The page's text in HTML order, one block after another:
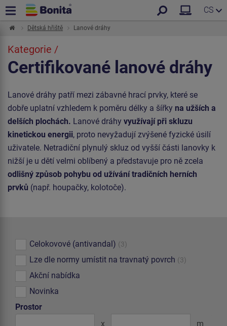
CS
Dětská hřiště Lanové dráhy
Kategorie /
Certifikované lanové dráhy
Lanové dráhy patří mezi zábavné hrací prvky, které se
dobře uplatní vzhledem k poměru délky a šířky na užších a
delších plochách. Lanové dráhy využívají při skluzu
kinetickou energii, proto nevyžadují zvýšené fyzické úsilí
uživatele. Netradiční plynulý skluz od vyšší části lanovky k
nižší je u dětí velmi oblíbený a představuje pro ně zcela
odlišný způsob pohybu od užívání tradičních herních
prvků (např. houpačky, kolotoče).
Celokovové (antivandal) (3)
Lze dle normy umístit na travnatý povrch (3)
Akční nabídka
Novinka
Prostor
x
m